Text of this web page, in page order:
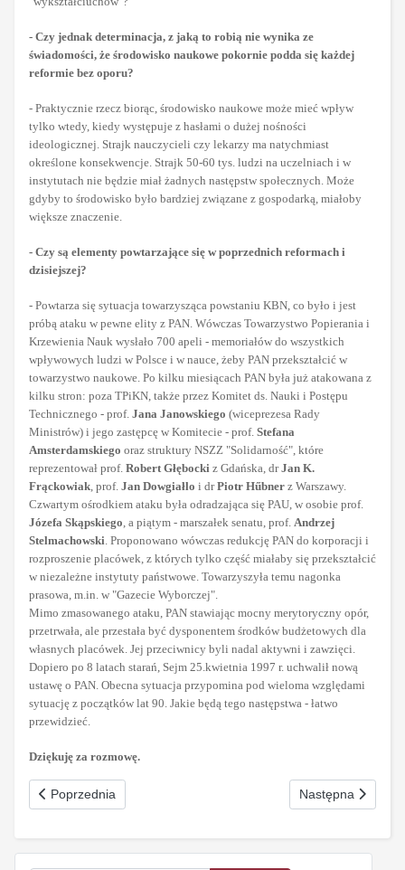
- Czy jednak determinacja, z jaką to robią nie wynika ze
świadomości, że środowisko naukowe pokornie podda się każdej
reformie bez oporu?
- Praktycznie rzecz biorąc, środowisko naukowe może mieć wpływ
tylko wtedy, kiedy występuje z hasłami o dużej nośności
ideologicznej. Strajk nauczycieli czy lekarzy ma natychmiast
określone konsekwencje. Strajk 50-60 tys. ludzi na uczelniach i w
instytutach nie będzie miał żadnych następstw społecznych. Może
gdyby to środowisko było bardziej związane z gospodarką, miałoby
większe znaczenie.
- Czy są elementy powtarzające się w poprzednich reformach i
dzisiejszej?
- Powtarza się sytuacja towarzysząca powstaniu KBN, co było i jest
próbą ataku w pewne elity z PAN. Wówczas Towarzystwo Popierania i
Krzewienia Nauk wysłało 700 apeli - memoriałów do wszystkich
wpływowych ludzi w Polsce i w nauce, żeby PAN przekształcić w
towarzystwo naukowe. Po kilku miesiącach PAN była już atakowana z
kilku stron: poza TPiKN, także przez Komitet ds. Nauki i Postępu
Technicznego - prof. Jana Janowskiego (wiceprezesa Rady
Ministrów) i jego zastępcę w Komitecie - prof. Stefana
Amsterdamskiego oraz struktury NSZZ "Solidarność", które
reprezentował prof. Robert Głębocki z Gdańska, drJan K.
Frąckowiak , prof. Jan Dowgiałlo i drPiotr Hűbner z Warszawy.
Czwartym ośrodkiem ataku była odradzająca się PAU, w osobie prof.
Józefa Skąpskiego , a piątym - marszałek senatu, prof. Andrzej
Stelmachowski . Proponowano wówczas redukcję PAN do korporacji i
rozproszenie placówek, z których tylko część miałaby się przekształcić
w niezależne instytuty państwowe. Towarzyszyła temu nagonka
prasowa, m.in. w "Gazecie Wyborczej".
Mimo zmasowanego ataku, PAN stawiając mocny merytoryczny opór,
przetrwała, ale przestała być dysponentem środków budżetowych dla
własnych placówek. Jej przeciwnicy byli nadal aktywni i zawzięci.
Dopiero po 8 latach starań, Sejm 25.kwietnia 1997 r. uchwalił nową
ustawę o PAN. Obecna sytuacja przypomina pod wieloma względami
sytuację z początków lat 90. Jakie będą tego następstwa - łatwo
przewidzieć.
Dziękuję za rozmowę.
Poprzednia strona: Polityka naukowa w opałach
Poprzednia Następna strona:
Następna